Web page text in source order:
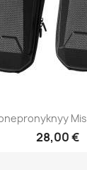
Швидкий
28,00 €